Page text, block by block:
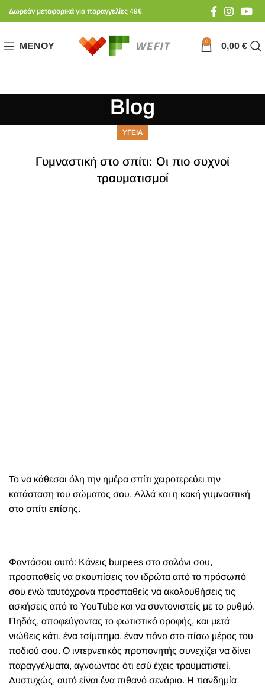
Δωρεάν μεταφορικά για παραγγελίες 49€
ΜΕΝΟΎ 0 0,00 €
Blog
ΥΓΕΙΑ
Γυμναστική στο σπίτι: Οι πιο συχνοί
τραυματισμοί
Το να κάθεσαι όλη την ημέρα σπίτι χειροτερεύει την
κατάσταση του σώματος σου. Αλλά και η κακή γυμναστική
στο σπίτι επίσης.
Φαντάσου αυτό: Κάνεις burpees στο σαλόνι σου,
προσπαθείς να σκουπίσεις τον ιδρώτα από το πρόσωπό
σου ενώ ταυτόχρονα προσπαθείς να ακολουθήσεις τις
ασκήσεις από το YouTube και να συντονιστείς με το ρυθμό.
Πηδάς, αποφεύγοντας το φωτιστικό οροφής, και μετά
νιώθεις κάτι, ένα τσίμπημα, έναν πόνο στο πίσω μέρος του
ποδιού σου. Ο ιντερνετικός προπονητής συνεχίζει να δίνει
παραγγέλματα, αγνοώντας ότι εσύ έχεις τραυματιστεί.
Δυστυχώς, αυτό είναι ένα πιθανό σενάριο. Η πανδημία